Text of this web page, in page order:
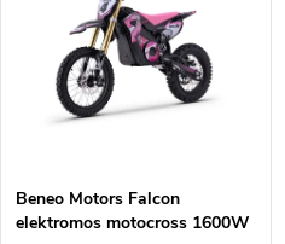
e
a
Beneo Motors Falcon
elektromos motocross 1600W